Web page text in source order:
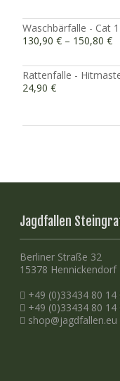
Waschbärfalle - Cat
130,90 € – 150,80 €
Rattenfalle -
24,90 €
Jagdfallen
Berliner Straße 32
15378 Hennickendorf
+49 (0)33434 80 14
+49 (0)33434 80 14
shop@jagdfallen.eu